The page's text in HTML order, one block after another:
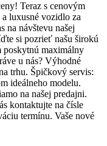
Teraz s cenovým
luxusné vozidlo za
na návštevu našej
si pozrieť našu širokú
maximálny
u nás? Výhodné
trhu. Špičkový servis:
ideálneho modelu.
na našej predajni.
kontaktujte na čísle
termínu. Vaše nové